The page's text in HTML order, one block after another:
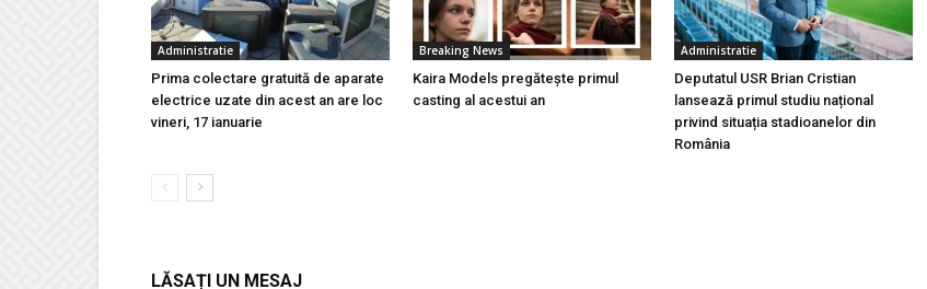
Administratie
Prima colectare gratuită de aparate
electrice uzate din acest an are loc
vineri, 17 ianuarie
Breaking News
Kaira Models pregătește primul
casting al acestui an
Administratie
Deputatul USR Brian Cristian
lansează primul studiu național
privind situația stadioanelor din
România
LĂSAȚI UN MESAJ